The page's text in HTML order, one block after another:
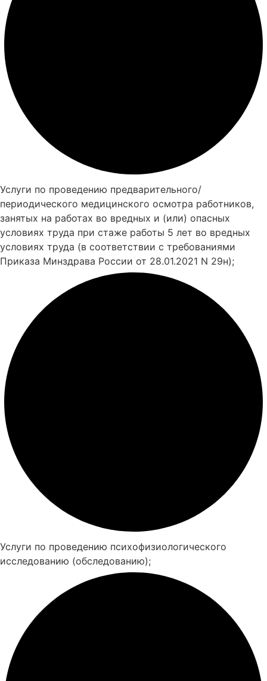
Услуги по проведению предварительного/
периодического медицинского осмотра работников,
занятых на работах во вредных и (или) опасных
условиях труда при стаже работы 5 лет во вредных
условиях труда (в соответствии с требованиями
Приказа Минздрава России от 28.01.2021 N 29н);
Услуги по проведению психофизиологического
исследованию (обследованию);